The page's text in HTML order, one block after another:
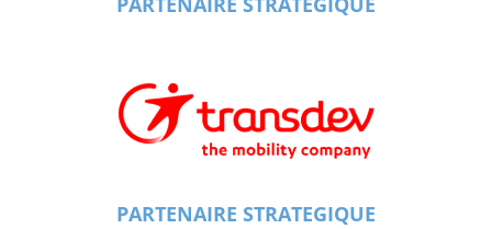
PARTENAIRE STRATEGIQUE